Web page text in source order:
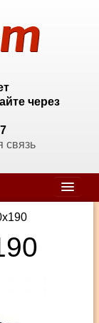
через
связь